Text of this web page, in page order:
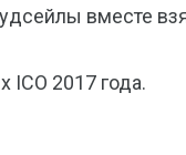
вместе
2017 года.